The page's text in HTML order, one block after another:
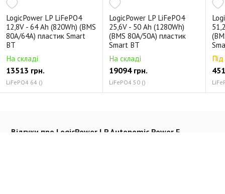
LogicPower LP LiFePO4
12,8V - 64 Ah (820Wh) (BMS
80A/64А) пластик Smart
BT
На складі
13513 грн.
LiFePO4 64 ()
LogicPower LP LiFePO4
25,6V - 50 Ah (1280Wh)
(BMS 80A/50А) пластик
Smart BT
На складі
19094 грн.
LiFePO4 50 ()
Відгуки про LogicPower LP Autonomic Power F